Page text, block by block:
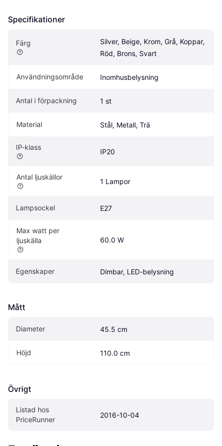
Specifikationer
Färg
Silver, Beige, Krom, Grå, Koppar,
Röd, Brons, Svart
Användningsområde Inomhusbelysning
Antal i förpackning 1 st
Material Stål, Metall, Trä
IP-klass
IP20
Antal ljuskällor
1 Lampor
Lampsockel E27
Max watt per
ljuskälla
60.0 W
Egenskaper Dimbar, LED-belysning
Mått
Diameter 45.5 cm
Höjd 110.0 cm
Övrigt
Listad hos
PriceRunner
2016-10-04